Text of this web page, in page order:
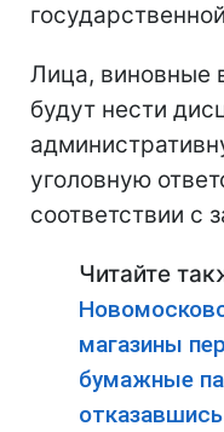
Лица, виновные
будут нести
уголовную
соответствии с
Читайте
магазины
бумажные